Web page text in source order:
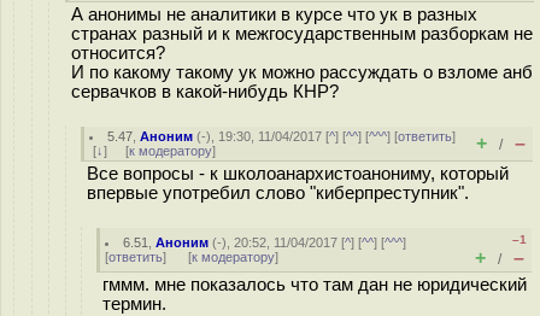
А анонимы не аналитики в курсе что ук в разных
странах разный и к межгосударственным разборкам не
относится?
И по какому такому ук можно рассуждать о взломе анб
сервачков в какой-нибудь КНР?
5.47 ,Аноним (-), 19:30, 11/04/2017 [^] [^^] [^^^] [ответить]
[↓] [к модератору] + / –
Все вопросы - к школоанархистоанониму, который
впервые употребил слово "киберпреступник".
6.51 ,Аноним (-), 20:52, 11/04/2017 [^] [^^] [^^^]
[ответить] [к модератору]
–1
+ / –
гммм. мне показалось что там дан не юридический
термин.